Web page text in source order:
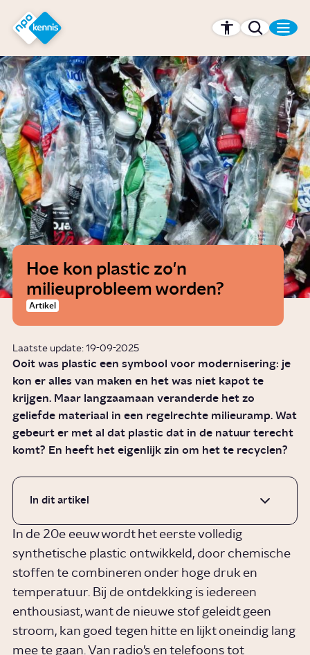
Hét kennisplatform van de NPO
Hoe kon plastic zo'n
milieuprobleem worden?
Artikel
Laatste update: 19-09-2025
Ooit was plastic een symbool voor modernisering: je
kon er alles van maken en het was niet kapot te
krijgen. Maar langzaamaan veranderde het zo
geliefde materiaal in een regelrechte milieuramp. Wat
gebeurt er met al dat plastic dat in de natuur terecht
komt? En heeft het eigenlijk zin om het te recyclen?
In dit artikel
In de 20e eeuw wordt het eerste volledig
synthetische plastic ontwikkeld, door chemische
stoffen te combineren onder hoge druk en
temperatuur. Bij de ontdekking is iedereen
enthousiast, want de nieuwe stof geleidt geen
stroom, kan goed tegen hitte en lijkt oneindig lang
mee te gaan. Van radio’s en telefoons tot